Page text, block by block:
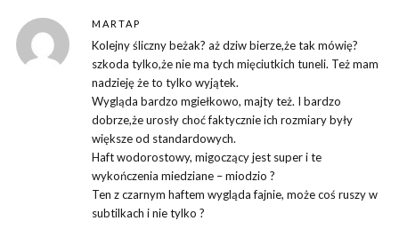
MARTAP
Kolejny śliczny beżak? aż dziw bierze,że tak mówię?
szkoda tylko,że nie ma tych mięciutkich tuneli. Też mam
nadzieję że to tylko wyjątek.
Wygląda bardzo mgiełkowo, majty też. I bardzo
dobrze,że urosły choć faktycznie ich rozmiary były
większe od standardowych.
Haft wodorostowy, migoczący jest super i te
wykończenia miedziane – miodzio ?
Ten z czarnym haftem wygląda fajnie, może coś ruszy w
subtilkach i nie tylko ?